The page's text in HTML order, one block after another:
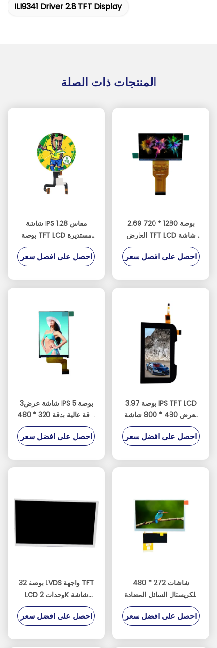
ILI9341 Driver 2.8 TFT Display
المنتجات ذات الصلة
شاشة IPS مقاس 1.28
بوصة TFT LCD مستديرة
لمشاهدة المعدات الطبية
احصل على افضل سعر
2.69 بوصة 1280 * 720
العارض TFT LCD شاشة
لوحة الضباب لا الخلفية
احصل على افضل سعر
3شاشة عرض IPS 5 بوصة
بدقة عالية بدقة 320 * 480
واجهة 8080 منفذ موازي
شاشة عرض محطة التحكم
احصل على افضل سعر
3.97 بوصة IPS TFT LCD
تعرض 480 * 800 شاشة
واجهة MIPI
احصل على افضل سعر
32 بوصة LVDS واجهة TFT
LCD وحدات 2K شاشة
لوحة القرار
احصل على افضل سعر
480 * 272 شاشات
الكريستال السائل المضادة
للوهج TFT لوحدة التحكم
الصناعية أو الألعاب
احصل على افضل سعر